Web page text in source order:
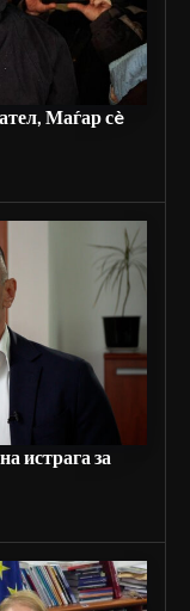
Маѓар сè
истрага за